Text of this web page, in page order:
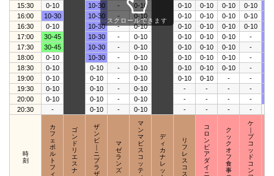
15:30
0-10 10-30 - 0-10 0-10 0-10 0-10 0-10
16:00
10-30 10-30 - 0-10 0-10 0-10 0-10 0-10
16:30
0-10 10-30 - 0-10 0-10 0-10 0-10 0-10
17:00
30-45 10-30 - 0-10 0-10 0-10 0-10 -
17:30
30-45 10-30 - 0-10 0-10 0-10 0-10 -
18:00
0-10 10-30 - 0-10 0-10 0-10 0-10 -
18:30
0-10 0-10 - 0-10 0-10 0-10 0-10 -
19:00
0-10 0-10 - 0-10 0-10 0-10 - -
19:30
0-10 0-10 - 0-10 - - - -
20:00
0-10 0-10 - 0-10 - - - -
20:30
- 0-10 - 0-10 - - - -
時
刻
カ
フ
ェ
ポ
ル
ト
フ
ィ
ゴ
ン
ド
リ
エ
ス
ナ
ザ
ン
ビ
ニ
ブ
ラ
ザ
マ
ゼ
ラ
ン
ズ
マ
ン
マ
ビ
ス
コ
ッ
テ
デ
ィ
カ
ナ
レ
ッ
リ
フ
レ
ス
コ
ス
コ
ロ
ン
ビ
ア
ダ
イ
ニ
ク
ッ
ク
オ
フ
食
事
ケ
プ
コ
ッ
ド
コ
ン
スクロールできます